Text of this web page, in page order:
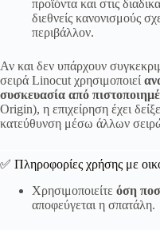
προϊόντα και στις
διεθνείς κανονισμούς
περιβάλλον.
Αν και δεν υπάρχουν
σειρά Linocut χρησιμοποιεί
συσκευασία από
Origin), η επιχείρηση έχει
κατεύθυνση μέσω άλλων
✅ Πληροφορίες χρήσης με
Χρησιμοποιείτε όση
αποφεύγεται η σπατάλη.